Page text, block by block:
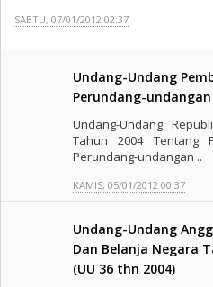
SABTU, 07/01/2012 02:37
Undang-Undang
Perundang-undangan
Undang-Undang
Tahun 2004 Tentang
Perundang-undangan ..
KAMIS, 05/01/2012 00:37
Undang-Undang
Dan Belanja Negara
(UU 36 thn 2004)